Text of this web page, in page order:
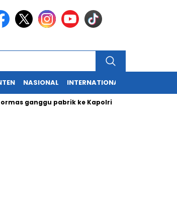
NASIONAL INTERNATIONAL
pabrik ke Kapolri Cabup dan Cawali